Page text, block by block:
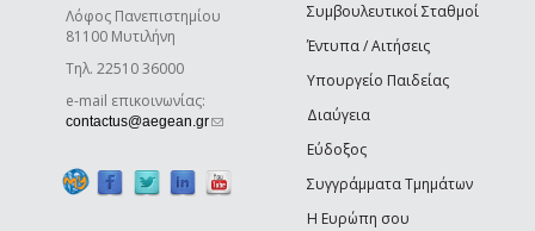
Λόφος Πανεπιστημίου
81100 Μυτιλήνη
Τηλ. 22510 36000
e-mail επικοινωνίας:
contactus@aegean.gr(link sends e-mail)
Συμβουλευτικοί Σταθμοί
Έντυπα / Αιτήσεις
Υπουργείο Παιδείας
Διαύγεια
Εύδοξος
Συγγράμματα Τμημάτων
Η Ευρώπη σου